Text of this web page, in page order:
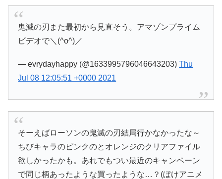
鬼滅の刃また最初から見直そう。アマゾンプライム
ビデオで＼(^o^)／
— evrydayhappy (@1633995796046643203)Thu
Jul 08 12:05:51 +0000 2021
そーえばローソンの鬼滅の刃結局行かなかったな～
ちびキャラのピンクのとオレンジのクリアファイル
欲しかったかも。あれでもつい最近のキャンペーン
で同じ柄あったような買ったような…？(ぼけアニメ